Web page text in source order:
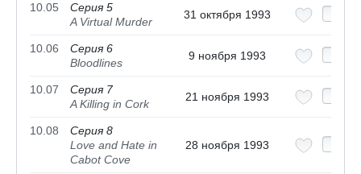
10.05
Серия 5
A Virtual Murder
31 октября 1993
10.06
Серия 6
Bloodlines
9 ноября 1993
10.07
Серия 7
A Killing in Cork
21 ноября 1993
10.08
Серия 8
Love and Hate in
Cabot Cove
28 ноября 1993